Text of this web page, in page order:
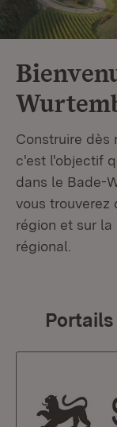
Construire dès
c'est l'objectif
dans le Bade-
vous trouverez
région et sur
régional.